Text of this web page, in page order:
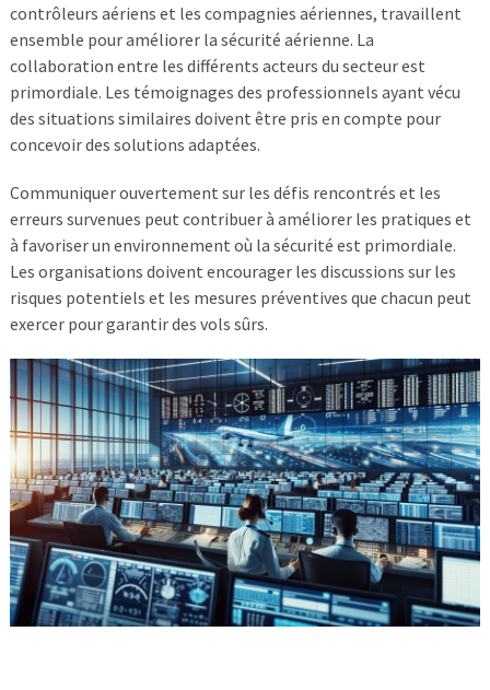
contrôleurs aériens et les compagnies aériennes, travaillent
ensemble pour améliorer la sécurité aérienne. La
collaboration entre les différents acteurs du secteur est
primordiale. Les témoignages des professionnels ayant vécu
des situations similaires doivent être pris en compte pour
concevoir des solutions adaptées.
Communiquer ouvertement sur les défis rencontrés et les
erreurs survenues peut contribuer à améliorer les pratiques et
à favoriser un environnement où la sécurité est primordiale.
Les organisations doivent encourager les discussions sur les
risques potentiels et les mesures préventives que chacun peut
exercer pour garantir des vols sûrs.